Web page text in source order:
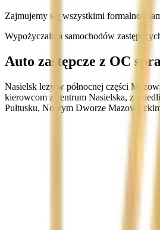
Zajmujemy się wszystkimi
Wypożyczalnia samochodów
Auto zastępcze z OC
Nasielsk leży w północnej części
kierowcom z centrum Nasielska, z
Pułtusku, Nowym Dworze